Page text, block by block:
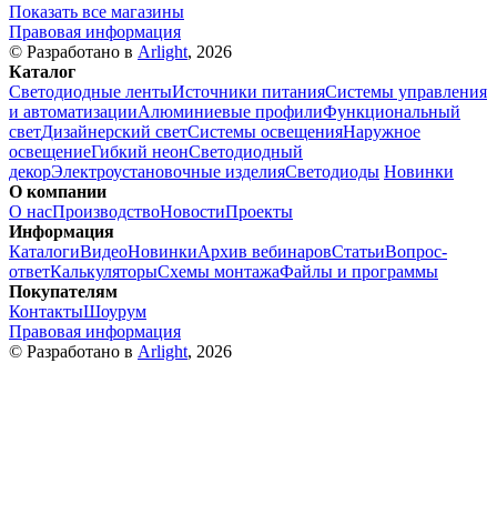
Показать все магазины
Правовая информация
© Разработано в Arlight, 2026
Каталог
Светодиодные лентыИсточники питанияСистемы управления
и автоматизацииАлюминиевые профилиФункциональный
светДизайнерский светСистемы освещенияНаружное
освещениеГибкий неонСветодиодный
декорЭлектроустановочные изделияСветодиоды Новинки
О компании
О насПроизводствоНовостиПроекты
Информация
КаталогиВидеоНовинкиАрхив вебинаровСтатьиВопрос-
ответКалькуляторыСхемы монтажаФайлы и программы
Покупателям
КонтактыШоурум
Правовая информация
© Разработано в Arlight, 2026